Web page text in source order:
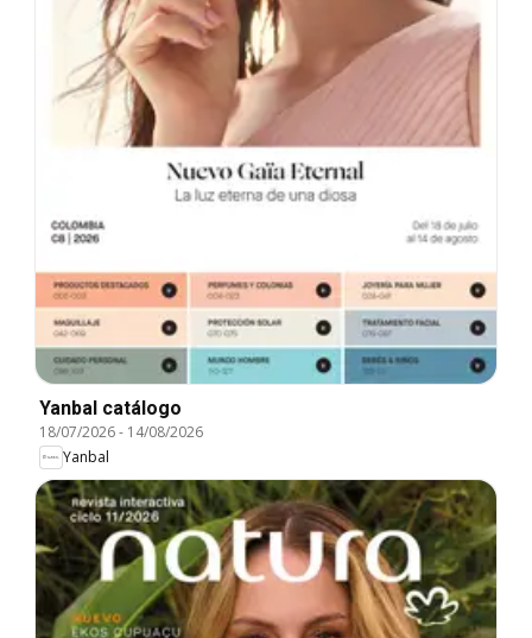
Yanbal catálogo
18/07/2026- 14/08/2026
Yanbal